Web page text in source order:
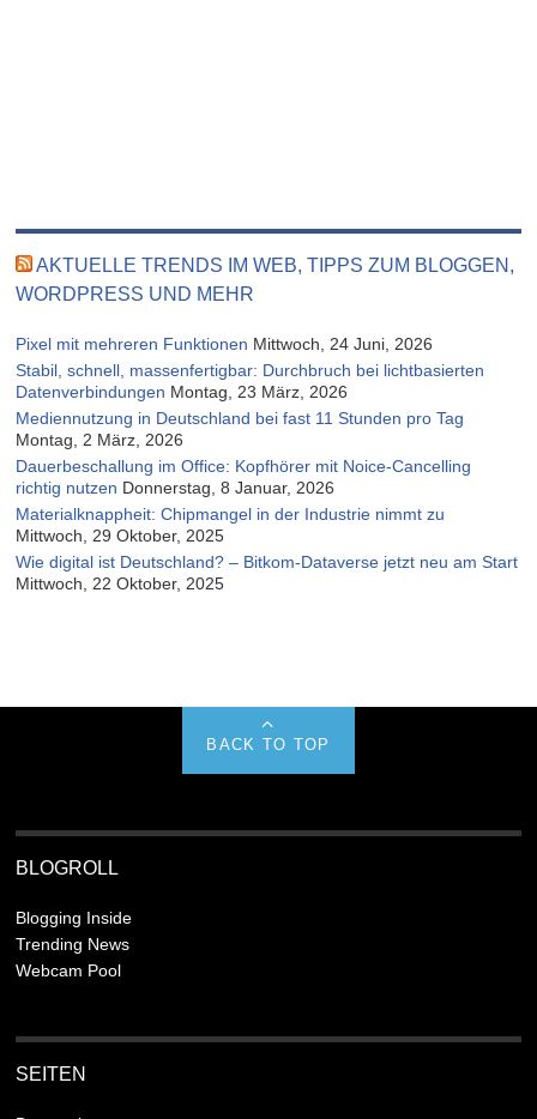
AKTUELLE TRENDS IM WEB, TIPPS ZUM BLOGGEN,
WORDPRESS UND MEHR
Pixel mit mehreren Funktionen Mittwoch, 24 Juni, 2026
Stabil, schnell, massenfertigbar: Durchbruch bei lichtbasierten
Datenverbindungen Montag, 23 März, 2026
Mediennutzung in Deutschland bei fast 11 Stunden pro Tag
Montag, 2 März, 2026
Dauerbeschallung im Office: Kopfhörer mit Noice-Cancelling
richtig nutzen Donnerstag, 8 Januar, 2026
Materialknappheit: Chipmangel in der Industrie nimmt zu
Mittwoch, 29 Oktober, 2025
Wie digital ist Deutschland? – Bitkom-Dataverse jetzt neu am Start
Mittwoch, 22 Oktober, 2025
BACK TO TOP
BLOGROLL
Blogging Inside
Trending News
Webcam Pool
SEITEN